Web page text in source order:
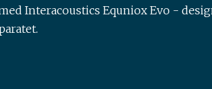
Interacoustics Equniox Evo -